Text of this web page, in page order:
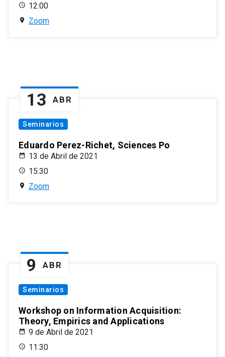
12:00
Zoom
13 ABR
Seminarios
Eduardo Perez-Richet, Sciences Po
13 de Abril de 2021
15:30
Zoom
9 ABR
Seminarios
Workshop on Information Acquisition:
Theory, Empirics and Applications
9 de Abril de 2021
11:30